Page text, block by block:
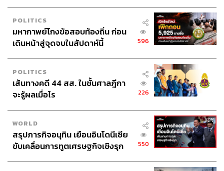
POLITICS
มหากาพย์โกงข้อสอบท้องถิ่น ก่อน
เดินหน้าสู่จุดจบในสัปดาห์นี้
596
POLITICS
เส้นทางคดี 44 สส. ในชั้นศาลฎีกา
จะรู้ผลเมื่อไร
226
WORLD
สรุปภารกิจอนุทิน เยือนอินโดนีเซีย
ขับเคลื่อนการทูตเศรษฐกิจเชิงรุก
550